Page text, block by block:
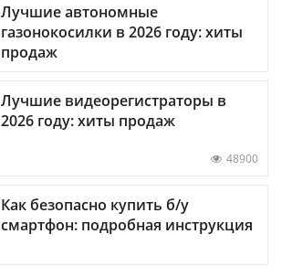
Лучшие автономные
газонокосилки в 2026 году: хиты
продаж
Лучшие видеорегистраторы в
2026 году: хиты продаж
48900
Как безопасно купить б/у
смартфон: подробная инструкция